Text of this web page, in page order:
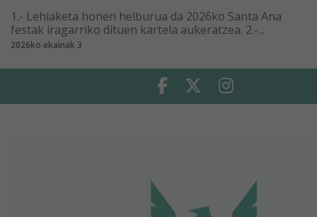
1.- Lehiaketa honen helburua da 2026ko Santa Ana
festak iragarriko dituen kartela aukeratzea. 2.-...
2026ko ekainak 3
Facebook Twitter Instagram